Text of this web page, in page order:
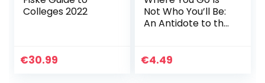
Colleges 2022
€30.99
Not Who You’ll Be:
An Antidote to the
(English Edition)
€4.49